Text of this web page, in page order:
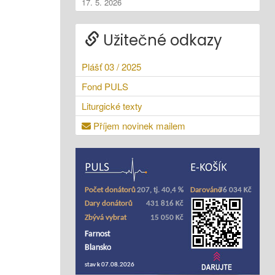
Užitečné odkazy
Plášť 03 / 2025
Fond PULS
Liturgické texty
Příjem novinek mailem